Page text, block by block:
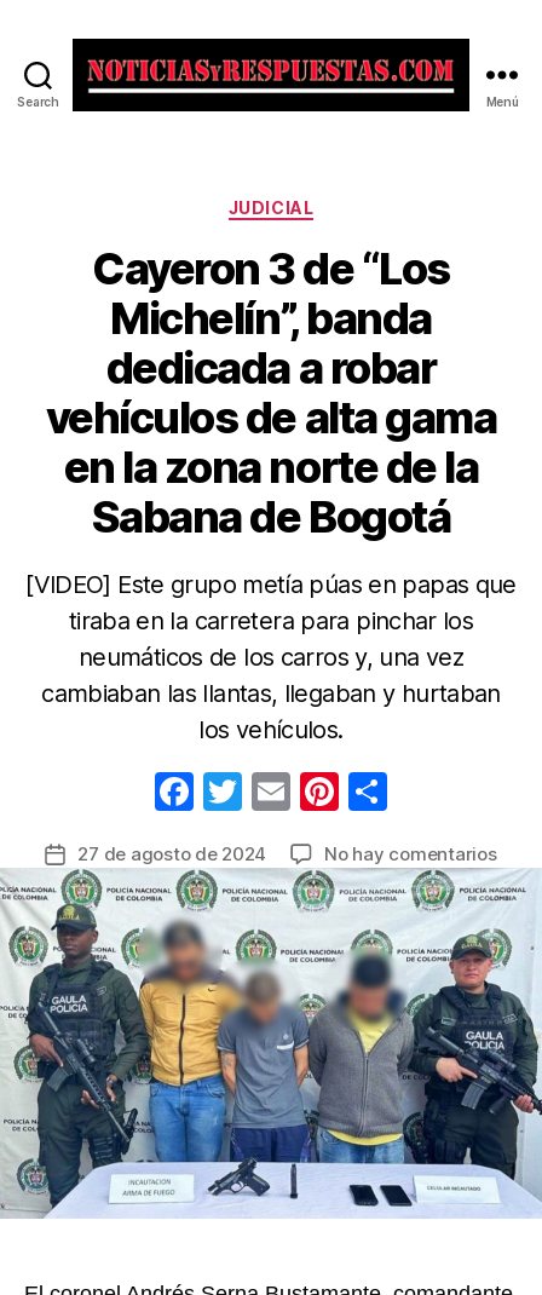
Search Menú
Categorías
JUDICIAL
Cayeron 3 de “Los
Michelín”, banda
dedicada a robar
vehículos de alta gama
en la zona norte de la
Sabana de Bogotá
[VIDEO] Este grupo metía púas en papas que
tiraba en la carretera para pinchar los
neumáticos de los carros y, una vez
cambiaban las llantas, llegaban y hurtaban
los vehículos.
F
c
e
b
o
o
k
T
itt
er
E
ail
Pi
er
e
st
m
p
ar
tir
Fecha
de
la
entrada
27 de agosto de 2024 No hay comentariosen
3
de
“Los
a
robar
de
alta
en